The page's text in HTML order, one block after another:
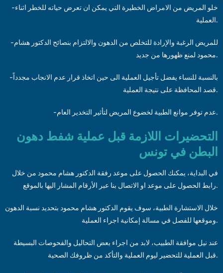
-خلو المريض من الامراض الخطيرة التي يمكن ان تعرض حياته للخطر اثناء
العملية.
-للمريض الرغبة والإرادة للتخلص من الدهون والالتزام بنصائح الدكتور هشام
محمود لمنع ظهورها من جديد.
-بالنسبة للنساء يفضل تأجيل العملية الى حين اتخاذ قرار عدم الانجاب مجدداً
قصد المحافظة على نتيجة العملية.
-عدم توفر موانع الطبية لخضوع المريض لتأثير التخدير العام.
التحضيرات اللازمة قبل عملية شفط دهون
البطن في تونس
في البداية، يمكنك الحصول على موعد رفقة الدكتور هشام محمود من خلال
رابط الحصول على موعد او الاتصال بنا عبر الأرقام المشار اليها بالموقع.
خلال الاستشارة الطبية، سوف يقوم الدكتور هشام محمود بتحديد نسبة الدهون
وموقعها للفصل في مسالة إمكانية اجراء العملية.
عند نيل موافقة الطبيب، لابد من اجراء بعض التحاليل والفحوصات البسيطة
قبل العملية للتحضير ليوم العملية والتأكد من ظروفك الصحية.